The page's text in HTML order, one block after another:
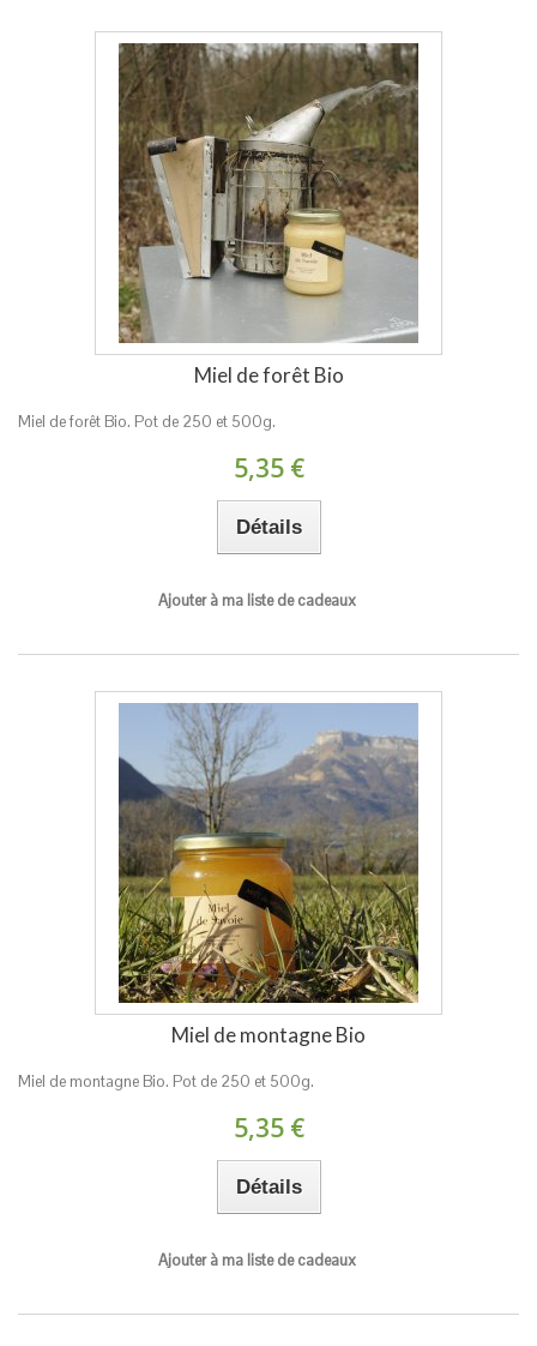
Miel de forêt Bio
Miel de forêt Bio. Pot de 250 et 500g.
5,35 €
Détails
Ajouter à ma liste de cadeaux
Miel de montagne Bio
Miel de montagne Bio. Pot de 250 et 500g.
5,35 €
Détails
Ajouter à ma liste de cadeaux